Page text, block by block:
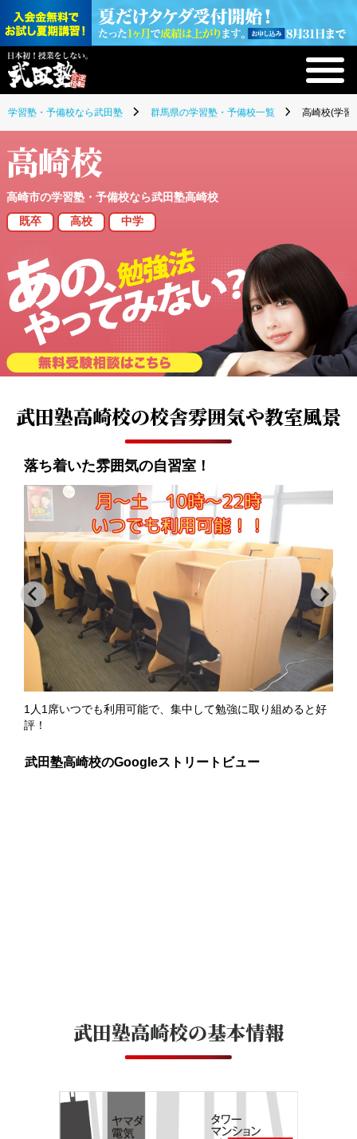
学習塾・予備校なら武田塾 群馬県の学習塾・予備校一覧 高崎校(学習
高崎校
高崎市の学習塾・予備校なら武田塾高崎校
既卒 高校 中学
武田塾高崎校の校舎雰囲気や教室風景
広々とした休憩室を完備！
休憩室では食事OK！適度に休憩して集中力高めよう！
武田塾高崎校のGoogleストリートビュー
武田塾高崎校の基本情報